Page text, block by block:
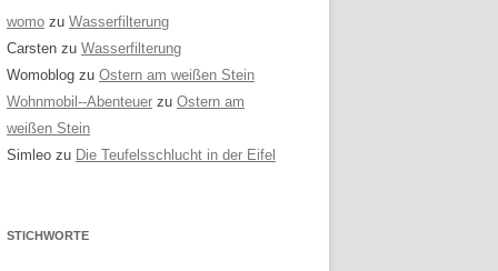
womo zu Wasserfilterung
Carsten zu Wasserfilterung
Womoblog zu Ostern am weißen Stein
Wohnmobil--Abenteuer zu Ostern am
weißen Stein
Simleo zu Die Teufelsschlucht in der Eifel
STICHWORTE